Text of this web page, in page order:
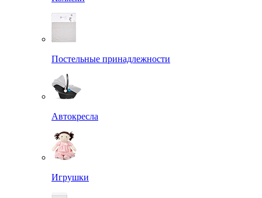
Постельные принадлежности
Автокресла
Игрушки